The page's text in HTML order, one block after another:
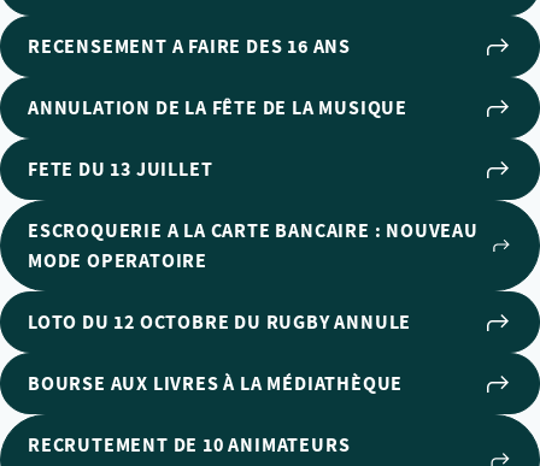
RECENSEMENT A FAIRE DES 16 ANS
ANNULATION DE LA FÊTE DE LA MUSIQUE
FETE DU 13 JUILLET
ESCROQUERIE A LA CARTE BANCAIRE : NOUVEAU
MODE OPERATOIRE
LOTO DU 12 OCTOBRE DU RUGBY ANNULE
BOURSE AUX LIVRES À LA MÉDIATHÈQUE
RECRUTEMENT DE 10 ANIMATEURS